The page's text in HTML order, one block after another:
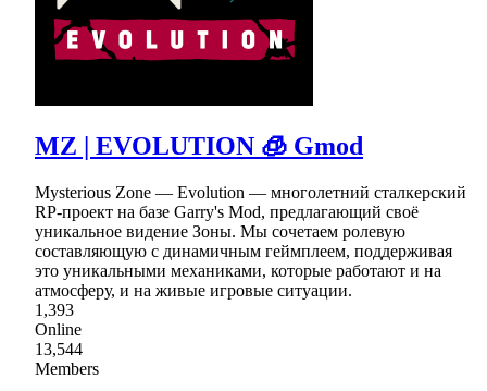
MZ | EVOLUTION 🧊 Gmod
Mysterious Zone — Evolution — многолетний сталкерский
RP-проект на базе Garry's Mod, предлагающий своё
уникальное видение Зоны. Мы сочетаем ролевую
составляющую с динамичным геймплеем, поддерживая
это уникальными механиками, которые работают и на
атмосферу, и на живые игровые ситуации.
1,393
Online
13,544
Members